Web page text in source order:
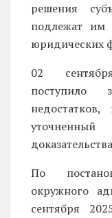
решения
подлежат им
юридических
02
поступило
По
окружного
сентября